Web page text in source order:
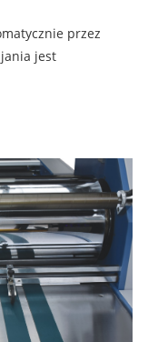
przez
jest